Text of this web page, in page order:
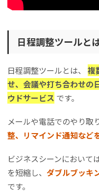
HubSpot
​​​​​​​クロジカスケジュール管理
有料の日程調整ツー
調整アポ
​​​​​​​VIVIT LINK(ビビットリン
日程調整ツールのタイ
スケジュール調整に特
業務効率を高める周辺
ビジネス・商談支援に
日程調整ツールと
日程調整ツールとは、 複
せ、会議や打ち合わせの
ウドサービス です。
メールや電話でのやり取
整、リマインド通知など
ビジネスシーンにおいて
を短縮し、 ダブルブッキ
です。